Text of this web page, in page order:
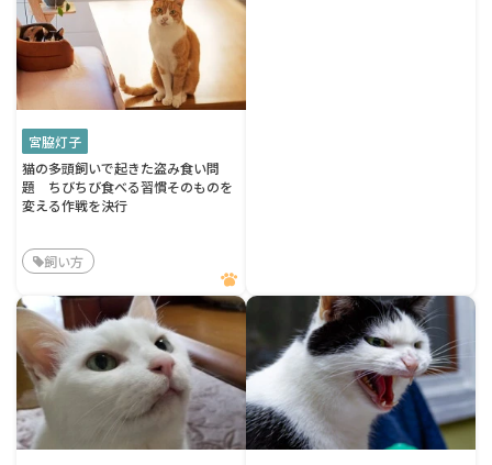
宮脇灯子
猫の多頭飼いで起きた盗み食い問
題 ちびちび食べる習慣そのものを
変える作戦を決行
飼い方